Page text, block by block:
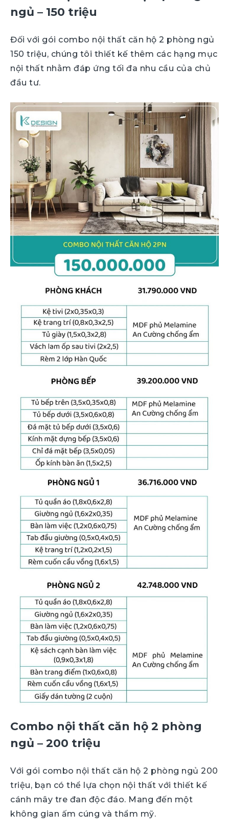
ngủ – 150 triệu
Đối với gói combo nội thất căn hộ 2 phòng ngủ
150 triệu, chúng tôi thiết kế thêm các hạng mục
nội thất nhằm đáp ứng tối đa nhu cầu của chủ
đầu tư.
Combo nội thất căn hộ 2 phòng
ngủ – 200 triệu
Với gói combo nội thất căn hộ 2 phòng ngủ 200
triệu, bạn có thể lựa chọn nội thất với thiết kế
cánh mây tre đan độc đáo. Mang đến một
không gian ấm cúng và thẩm mỹ.